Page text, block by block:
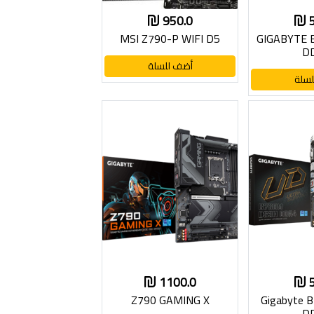
950.0
MSI Z790-P WIFI D5
أضف للسلة
Gigabyte
1100.0
Z790 GAMING X